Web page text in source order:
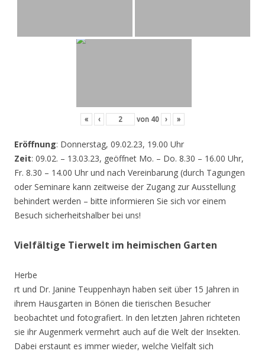
« ‹ von 40 › »
Eröffnung: Donnerstag, 09.02.23, 19.00 Uhr
Zeit: 09.02. – 13.03.23, geöffnet Mo. – Do. 8.30 – 16.00 Uhr,
Fr. 8.30 – 14.00 Uhr und nach Vereinbarung (durch Tagungen
oder Seminare kann zeitweise der Zugang zur Ausstellung
behindert werden – bitte informieren Sie sich vor einem
Besuch sicherheitshalber bei uns!
Vielfältige Tierwelt im heimischen Garten
Herbe
rt und Dr. Janine Teuppenhayn haben seit über 15 Jahren in
ihrem Hausgarten in Bönen die tierischen Besucher
beobachtet und fotografiert. In den letzten Jahren richteten
sie ihr Augenmerk vermehrt auch auf die Welt der Insekten.
Dabei erstaunt es immer wieder, welche Vielfalt sich